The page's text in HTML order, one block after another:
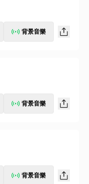
背景音樂
背景音樂
背景音樂